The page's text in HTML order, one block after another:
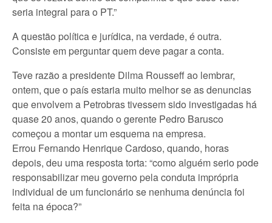
seria integral para o PT.”
A questão política e jurídica, na verdade, é outra.
Consiste em perguntar quem deve pagar a conta.
Teve razão a presidente Dilma Rousseff ao lembrar,
ontem, que o país estaria muito melhor se as denuncias
que envolvem a Petrobras tivessem sido investigadas há
quase 20 anos, quando o gerente Pedro Barusco
começou a montar um esquema na empresa.
Errou Fernando Henrique Cardoso, quando, horas
depois, deu uma resposta torta: “como alguém serio pode
responsabilizar meu governo pela conduta imprópria
individual de um funcionário se nenhuma denúncia foi
feita na época?”